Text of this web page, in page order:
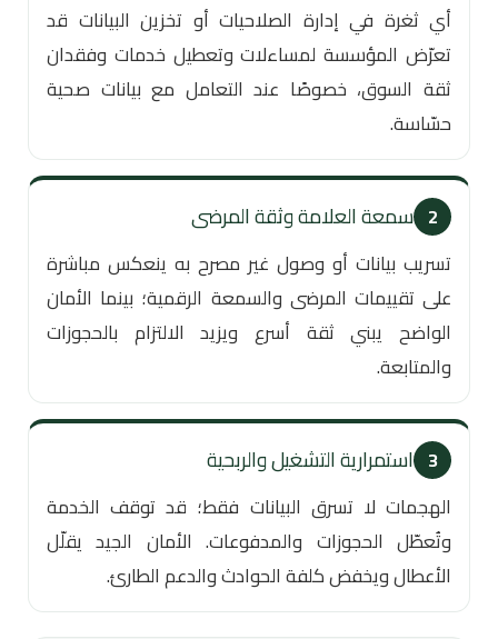
أي ثغرة في إدارة الصلاحيات أو تخزين البيانات قد
تعرّض المؤسسة لمساءلات وتعطيل خدمات وفقدان
ثقة السوق، خصوصًا عند التعامل مع بيانات صحية
حسّاسة.
2 سمعة العلامة وثقة المرضى
تسريب بيانات أو وصول غير مصرح به ينعكس مباشرة
على تقييمات المرضى والسمعة الرقمية؛ بينما الأمان
الواضح يبني ثقة أسرع ويزيد الالتزام بالحجوزات
والمتابعة.
3 استمرارية التشغيل والربحية
الهجمات لا تسرق البيانات فقط؛ قد توقف الخدمة
وتُعطّل الحجوزات والمدفوعات. الأمان الجيد يقلّل
الأعطال ويخفض كلفة الحوادث والدعم الطارئ.